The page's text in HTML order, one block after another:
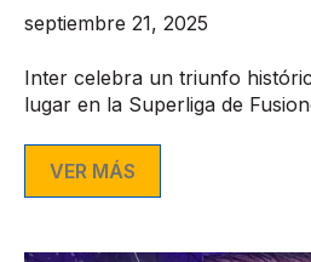
septiembre 21, 2025
Inter celebra un triunfo
lugar en la Superliga de
VER MÁS